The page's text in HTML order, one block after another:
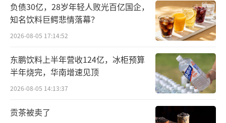
业绩向好的最大原因，固然来自旅游行业
的报复式消费。但梁建章也曾说过：携程的血
液里，流淌着盈利的基因。只会“看天吃
饭”，不会令他满意。携程内部人士曾向「市
界」谈到，这位出身少年班的CEO除了坚持要
替人口操心，与他共事的人会随时被追问数据
和ROI。
负债30亿，28岁年轻人败光百亿国企，
知名饮料巨鳄悲情落幕？
2026-08-05 17:14:52
东鹏饮料上半年营收124亿，冰柜预算
半年烧完，华南增速见顶
2026-08-05 14:13:37
贡茶被卖了